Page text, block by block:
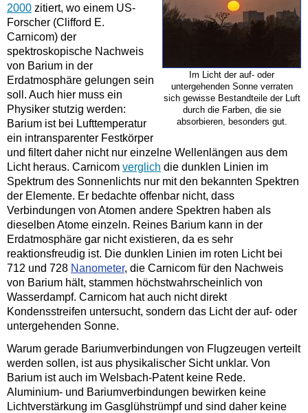
Im Licht der auf- oder
untergehenden Sonne verraten
sich gewisse Bestandteile der Luft
durch die Farben, die sie
absorbieren, besonders gut.
2000 zitiert, wo einem US-
Forscher (Clifford E.
Carnicom) der
spektroskopische Nachweis
von Barium in der
Erdatmosphäre gelungen sein
soll. Auch hier muss ein
Physiker stutzig werden:
Barium ist bei Lufttemperatur
ein intransparenter Festkörper
und filtert daher nicht nur einzelne Wellenlängen aus dem
Licht heraus. Carnicom verglich die dunklen Linien im
Spektrum des Sonnenlichts nur mit den bekannten Spektren
der Elemente. Er bedachte offenbar nicht, dass
Verbindungen von Atomen andere Spektren haben als
dieselben Atome einzeln. Reines Barium kann in der
Erdatmosphäre gar nicht existieren, da es sehr
reaktionsfreudig ist. Die dunklen Linien im roten Licht bei
712 und 728 Nanometer, die Carnicom für den Nachweis
von Barium hält, stammen höchstwahrscheinlich von
Wasserdampf. Carnicom hat auch nicht direkt
Kondensstreifen untersucht, sondern das Licht der auf- oder
untergehenden Sonne.
Warum gerade Bariumverbindungen von Flugzeugen verteilt
werden sollen, ist aus physikalischer Sicht unklar. Von
Barium ist auch im Welsbach-Patent keine Rede.
Aluminium- und Bariumverbindungen bewirken keine
Lichtverstärkung im Gasglühstrümpf und sind daher keine